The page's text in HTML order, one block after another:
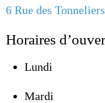
6 Rue des
Horaires
Lundi
Mardi